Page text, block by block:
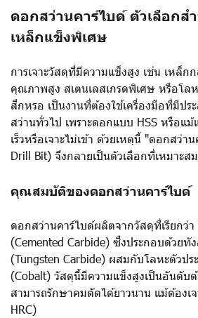
ดอกสว่านคาร์ไบด์ ตัวเลือกสำ
เหล็กแข็งพิเศษ
การเจาะวัสดุที่มีความแข็งสูง เช่น เหล็
คุณภาพสูง สเตนเลสเกรดพิเศษ หรือโ
สึกหรอ เป็นงานที่ต้องใช้เครื่องมือที่มีป
สว่านทั่วไป เพราะดอกแบบ HSS หรือแ
เร็วหรือเจาะไม่เข้า ด้วยเหตุนี้ "ดอกสว่า
Drill Bit) จึงกลายเป็นตัวเลือกที่เหมาะส
คุณสมบัติของดอกสว่านคาร์ไบด์
ดอกสว่านคาร์ไบด์ผลิตจากวัสดุที่เรียกว่
(Cemented Carbide) ซึ่งประกอบด้วยทั
(Tungsten Carbide) ผสมกับโลหะตัวป
(Cobalt) วัสดุนี้มีความแข็งสูงเป็นอันดับ
สามารถรักษาคมตัดได้ยาวนาน แม้ต้องเ
HRC)